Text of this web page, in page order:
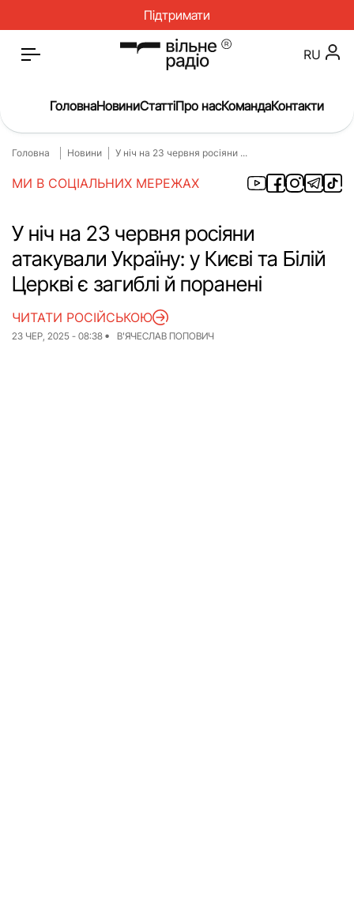
Підтримати
Головна
Новини
Окупація
Про нас
Війна
Гроші
Освіта
Інструкції
Медицина
ЖКГ
RU
ГоловнаНовиниСтаттіПро насКомандаКонтакти
Головна Новини У ніч на 23 червня росіяни ...
МИ В СОЦІАЛЬНИХ МЕРЕЖАХ
У ніч на 23 червня росіяни
атакували Україну: у Києві та Білій
Церкві є загиблі й поранені
23 ЧЕР, 2025 - 08:38 В'ЯЧЕСЛАВ ПОПОВИЧ
ЧИТАТИ РОСІЙСЬКОЮ